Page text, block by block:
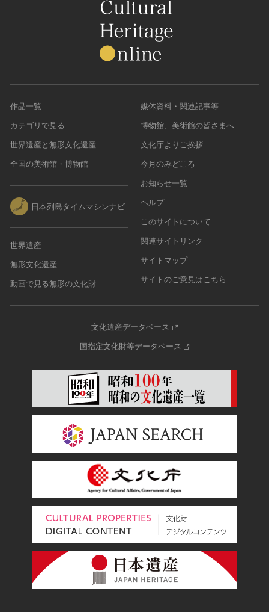
作品一覧
カテゴリで見る
世界遺産と無形文化遺産
全国の美術館・博物館
日本列島タイムマシンナビ
世界遺産
無形文化遺産
動画で見る無形の文化財
媒体資料・関連記事等
博物館、美術館の皆さまへ
文化庁よりご挨拶
今月のみどころ
お知らせ一覧
ヘルプ
このサイトについて
関連サイトリンク
サイトマップ
サイトのご意見はこちら
文化遺産データベース
国指定文化財等データベース